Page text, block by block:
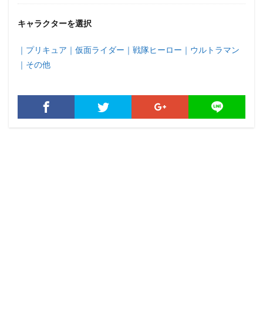
キャラクターを選択
｜プリキュア ｜仮面ライダー ｜戦隊ヒーロー ｜ウルトラマン
｜その他